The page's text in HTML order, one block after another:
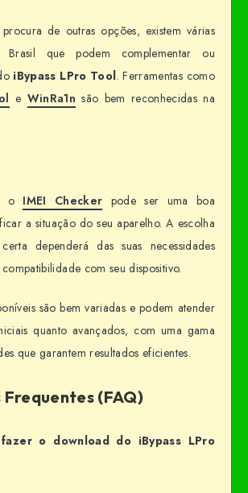
de outras opções, existem várias
Brasil que podem complementar ou
iBypass LPro Tool. Ferramentas como
e WinRa1n são bem reconhecidas na
o IMEI Checker pode ser uma boa
a situação do seu aparelho. A escolha
dependerá das suas necessidades
com seu dispositivo.
são bem variadas e podem atender
quanto avançados, com uma gama
que garantem resultados eficientes.
(FAQ)
o download do iBypass LPro